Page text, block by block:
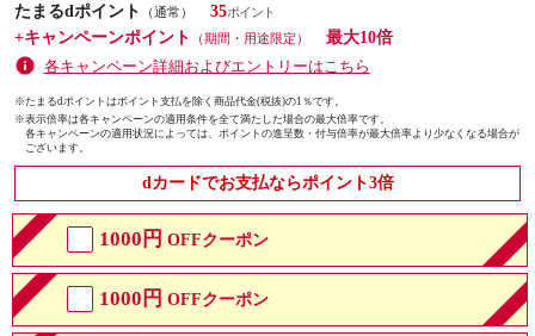
たまるdポイント
（通常）
35
+キャンペーンポイント
（期間・用途限定）
最大10倍
各キャンペーン詳細およびエントリーはこちら
※たまるdポイントはポイント支払を除く商品代金(税抜)の1％です。
※表示倍率は各キャンペーンの適用条件を全て満たした場合の最大倍率です。
各キャンペーンの適用状況によっては、ポイントの進呈数・付与倍率が最大倍率より少なくなる場合が
ございます。
dカードでお支払ならポイント3倍
1000円 OFFクーポン
1000円 OFFクーポン